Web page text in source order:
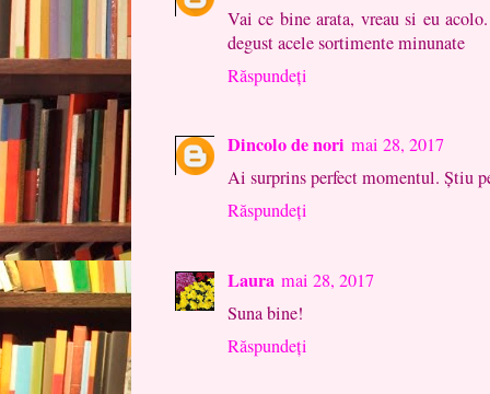
Vai ce bine arata, vreau si eu
degust acele sortimente minunate
Răspundeți
Dincolo de nori mai 28, 2017
Ai surprins perfect momentul. Ştiu
Răspundeți
Laura mai 28, 2017
Suna bine!
Răspundeți